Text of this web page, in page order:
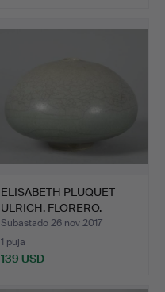
ELISABETH PLUQUET
ULRICH. FLORERO.
Subastado 26 nov 2017
1 puja
139 USD